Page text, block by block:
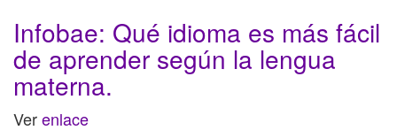
Infobae: Qué idioma es más fácil
de aprender según la lengua
materna.
Verenlace